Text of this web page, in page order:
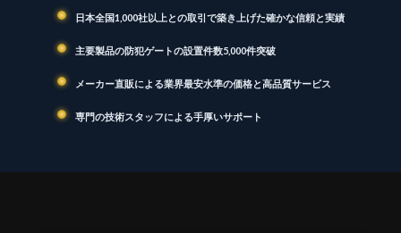
日本全国1,000社以上との取引で築き上げた確かな信頼と実績
主要製品の防犯ゲートの設置件数5,000件突破
メーカー直販による業界最安水準の価格と高品質サービス
専門の技術スタッフによる手厚いサポート